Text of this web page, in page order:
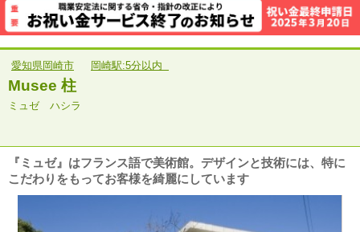
愛知県岡崎市 岡崎駅:5分以内
Musee 柱
ミュゼ ハシラ
『ミュゼ』はフランス語で美術館。デザインと技術には、特に
こだわりをもってお客様を綺麗にしています